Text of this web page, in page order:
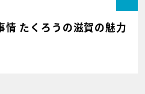
情 たくろうの滋賀の魅力